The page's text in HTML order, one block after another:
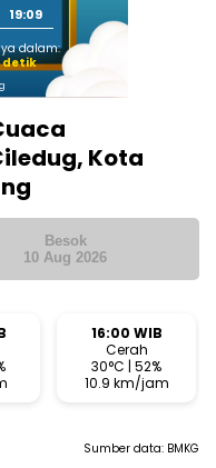
19:09
dalam:
detik
Kota
Besok
10 Aug 2026
16:00 WIB
Cerah
30°C | 52%
10.9 km/jam
Sumber data: BMKG